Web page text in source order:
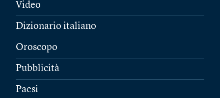
Video
Dizionario italiano
Oroscopo
Pubblicità
Paesi